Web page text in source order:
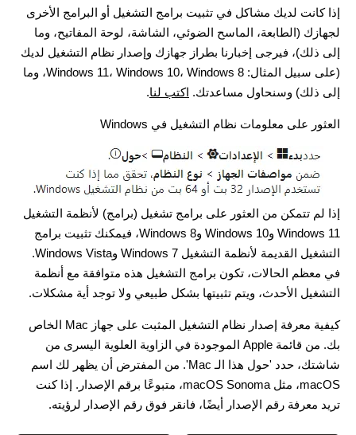
إذا كانت لديك مشاكل في تثبيت برامج التشغيل أو البرامج الأخرى
لجهازك (الطابعة، الماسح الضوئي، الشاشة، لوحة المفاتيح، وما
إلى ذلك)، فيرجى إخبارنا بطراز جهازك وإصدار نظام التشغيل لديك
(على سبيل المثال: Windows 11، Windows 10، Windows 8، وما
إلى ذلك) وسنحاول مساعدتك. اكتب لنا.
العثور على معلومات نظام التشغيل في Windows
إذا لم تتمكن من العثور على برامج تشغيل (برامج) لأنظمة التشغيل
Windows 11 وWindows 10 وWindows 8، فيمكنك تثبيت برامج
التشغيل القديمة لأنظمة التشغيل Windows 7 وWindows Vista.
في معظم الحالات، تكون برامج التشغيل هذه متوافقة مع أنظمة
التشغيل الأحدث، ويتم تثبيتها بشكل طبيعي ولا توجد أية مشكلات.
كيفية معرفة إصدار نظام التشغيل المثبت على جهاز Mac الخاص
بك. من قائمة Apple الموجودة في الزاوية العلوية اليسرى من
شاشتك، حدد 'حول هذا الـ Mac'. من المفترض أن يظهر لك اسم
macOS، مثل macOS Sonoma، متبوعًا برقم الإصدار. إذا كنت
تريد معرفة رقم الإصدار أيضًا، فانقر فوق رقم الإصدار لرؤيته.